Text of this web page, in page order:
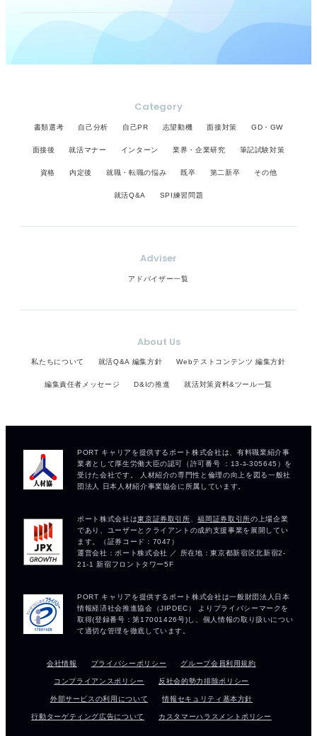
Category
書類選考 自己分析 自己PR 志望動機 面接対策 GD・GW
面接後 就活マナー インターン 業界・企業研究 筆記試験対策
資格 内定後 就職・転職の悩み 既卒 第二新卒 その他
就活Q&A SPI練習問題
Adviser
アドバイザー一覧
About Us
私たちについて 就活Q&A 編集方針 Webテストコンテンツ 編集方針
編集責任者メッセージ D&Iの推進 就活対策資料&ツール一覧
会社情報 プライバシーポリシー グループ会員利用規約
コンプライアンスポリシー 反社会的勢力排除ポリシー
外部サービスの利用について 情報セキュリティ基本方針
行動ターゲティング広告について カスタマーハラスメントポリシー